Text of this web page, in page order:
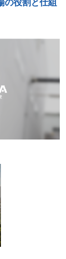
の役割と仕組